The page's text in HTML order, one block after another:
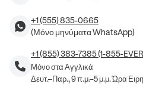
+1 (555) 835-0665
(Μόνο μηνύματα WhatsApp)
+1 (855) 383-7385 (1-855-
Μόνο στα Αγγλικά
Δευτ.–Παρ., 9 π.μ.–5 μ.μ. Ώρα